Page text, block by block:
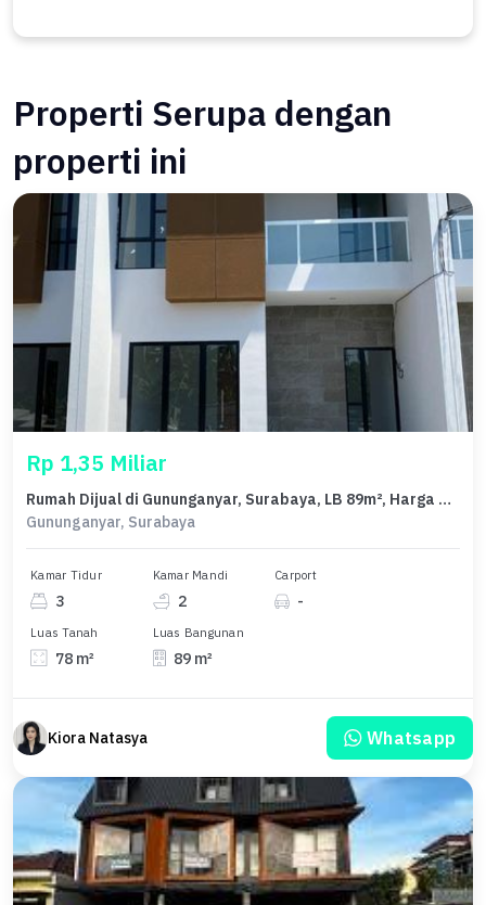
Properti Serupa dengan
properti ini
Rp 1,35 Miliar
Rumah Dijual di Gununganyar, Surabaya, LB 89m², Harga Kompetitif!
Gununganyar, Surabaya
Kamar Tidur
3
Kamar Mandi
2
Carport
-
Luas Tanah
78 m²
Luas Bangunan
89 m²
Kiora Natasya Whatsapp